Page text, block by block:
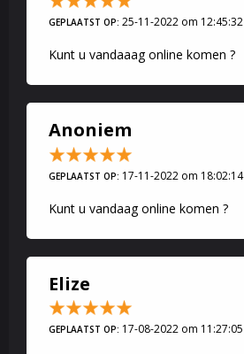
GEPLAATST OP: 25-11-2022 om 12:45:32
Kunt u vandaaag online komen ?
Anoniem
GEPLAATST OP: 17-11-2022 om 18:02:14
Kunt u vandaag online komen ?
Elize
GEPLAATST OP: 17-08-2022 om 11:27:05